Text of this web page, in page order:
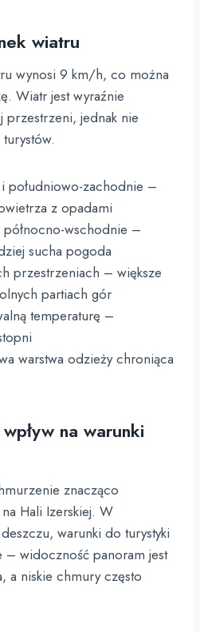
wiatru
wynosi 9 km/h, co można
Wiatr jest wyraźnie
przestrzeni, jednak nie
południowo-zachodnie –
z opadami
wschodnie –
sucha pogoda
przestrzeniach – większe
partiach gór
temperaturę –
warstwa odzieży chroniąca
na warunki
znacząco
Hali Izerskiej. W
warunki do turystyki
widoczność panoram jest
a niskie chmury często